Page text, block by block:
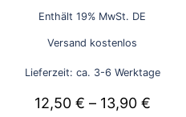
Enthält 19% MwSt. DE
Versand kostenlos
Lieferzeit: ca. 3-6 Werktage
12,50 € – 13,90 €